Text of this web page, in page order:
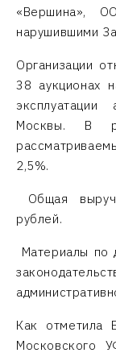
«Вершина»,
нарушившими
Организации
38 аукционах
Москвы. В
2,5%.
Общая
рублей.
Материалы по
Как отметила
Московского